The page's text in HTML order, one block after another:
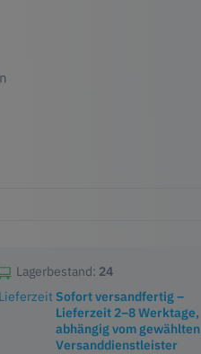
Lagerbestand: 24
Sofort versandfertig –
Lieferzeit 2–8 Werktage,
abhängig vom gewählten
Versanddienstleister